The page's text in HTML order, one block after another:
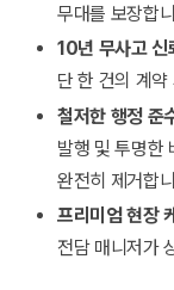
무대를 보장합
10년 무사고 신
단 한 건의 계
철저한 행정 준
발행 및 투명한
완전히 제거합
프리미엄 현장
전담 매니저가